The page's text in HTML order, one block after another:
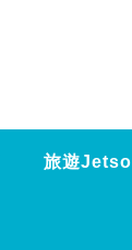
旅遊Jetso